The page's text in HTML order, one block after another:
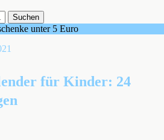
unter 5 Euro
für Kinder: 24